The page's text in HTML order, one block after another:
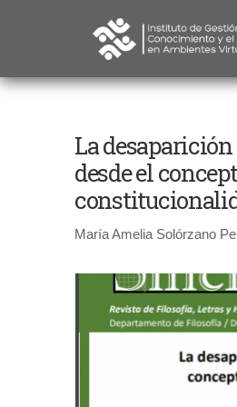
La
desde el
María Amelia Solórzano